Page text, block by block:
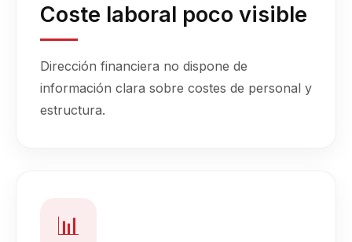
Coste laboral poco visible
Dirección financiera no dispone de
información clara sobre costes de personal y
estructura.
📊